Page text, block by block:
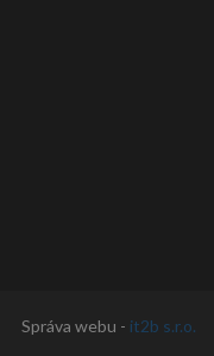
Správa webu - it2b s.r.o.